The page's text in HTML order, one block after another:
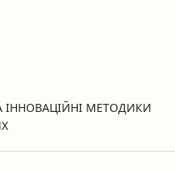
ІННОВАЦІЙНІ МЕТОДИКИ